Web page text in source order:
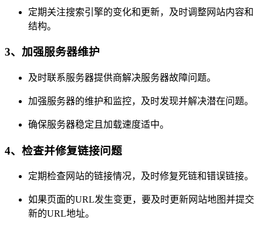
定期关注搜索引擎的变化和更新，及时调整网站内容和
结构。
3、加强服务器维护
及时联系服务器提供商解决服务器故障问题。
加强服务器的维护和监控，及时发现并解决潜在问题。
确保服务器稳定且加载速度适中。
4、检查并修复链接问题
定期检查网站的链接情况，及时修复死链和错误链接。
如果页面的URL发生变更，要及时更新网站地图并提交
新的URL地址。